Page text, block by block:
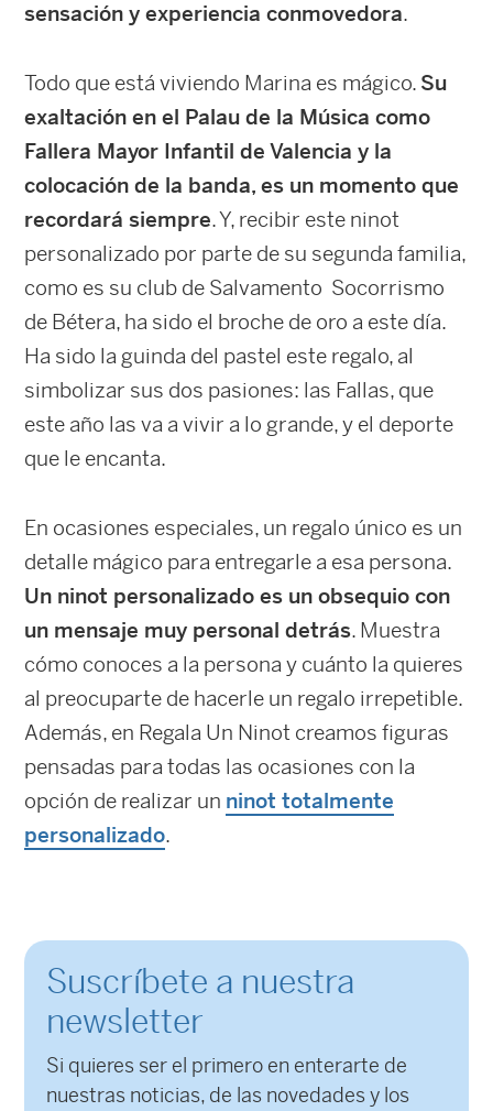
sensación y experiencia conmovedora.
Todo que está viviendo Marina es mágico. Su
exaltación en el Palau de la Música como
Fallera Mayor Infantil de Valencia y la
colocación de la banda, es un momento que
recordará siempre. Y, recibir este ninot
personalizado por parte de su segunda familia,
como es su club de Salvamento Socorrismo
de Bétera, ha sido el broche de oro a este día.
Ha sido la guinda del pastel este regalo, al
simbolizar sus dos pasiones: las Fallas, que
este año las va a vivir a lo grande, y el deporte
que le encanta.
En ocasiones especiales, un regalo único es un
detalle mágico para entregarle a esa persona.
Un ninot personalizado es un obsequio con
un mensaje muy personal detrás. Muestra
cómo conoces a la persona y cuánto la quieres
al preocuparte de hacerle un regalo irrepetible.
Además, en Regala Un Ninot creamos figuras
pensadas para todas las ocasiones con la
opción de realizar un ninot totalmente
personalizado.
Suscríbete a nuestra
newsletter
Si quieres ser el primero en enterarte de
nuestras noticias, de las novedades y los